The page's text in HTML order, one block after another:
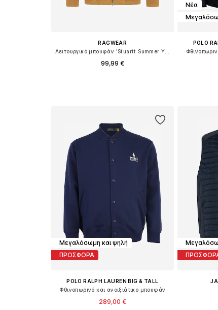
RAGWEAR
99,99 €
Νέα
POLO
Μεγαλόσωμη και ψηλή
ΠΡΟΣΦΟΡΑ
POLO RALPH LAUREN BIG & TALL
Φθινοπωρινό και ανοιξιάτικο μπουφάν
289,00 €